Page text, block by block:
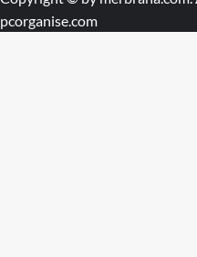
pcorganise.com